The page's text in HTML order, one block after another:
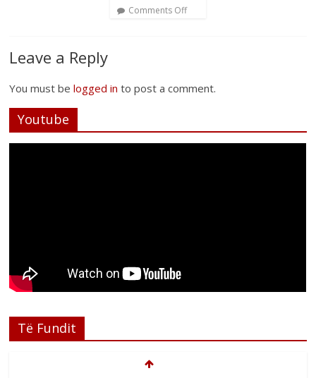
Comments Off
Leave a Reply
You must belogged in to post a comment.
Youtube
Të Fundit